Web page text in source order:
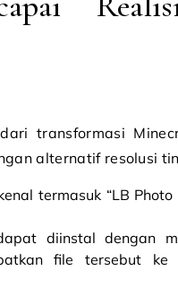
transformasi
alternatif resolusi
termasuk “LB Photo
diinstal dengan
file tersebut ke